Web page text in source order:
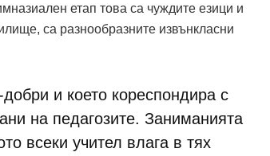
етап това са чуждите езици и
са разнообразните извънкласни
и което кореспондира с
на педагозите. Заниманията
всеки учител влага в тях